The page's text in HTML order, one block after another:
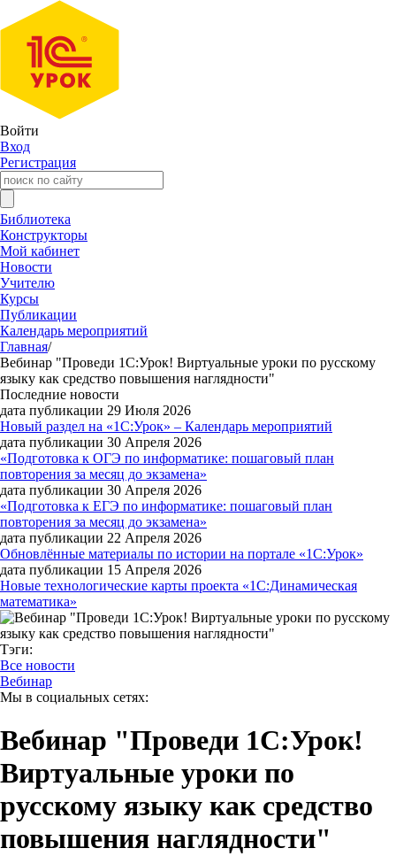
Войти
Вход
Регистрация
Библиотека
Конструкторы
Мой кабинет
Новости
Учителю
Курсы
Публикации
Календарь мероприятий
Главная/
Вебинар "Проведи 1С:Урок! Виртуальные уроки по русскому
языку как средство повышения наглядности"
Последние новости
дата публикации 29 Июля 2026
Новый раздел на «1С:Урок» – Календарь мероприятий
дата публикации 30 Апреля 2026
«Подготовка к ОГЭ по информатике: пошаговый план
повторения за месяц до экзамена»
дата публикации 30 Апреля 2026
«Подготовка к ЕГЭ по информатике: пошаговый план
повторения за месяц до экзамена»
дата публикации 22 Апреля 2026
Обновлённые материалы по истории на портале «1С:Урок»
дата публикации 15 Апреля 2026
Новые технологические карты проекта «1С:Динамическая
математика»
Тэги:
Все новости
Вебинар
Мы в социальных сетях:
Вебинар "Проведи 1С:Урок!
Виртуальные уроки по
русскому языку как средство
повышения наглядности"